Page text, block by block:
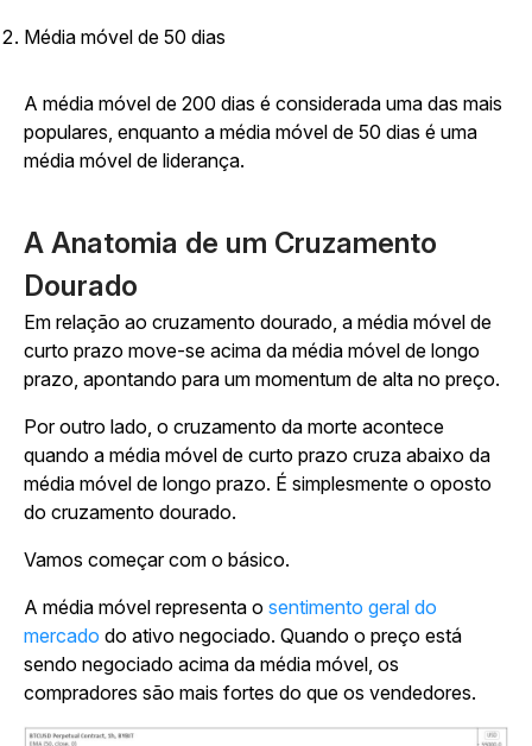
Média móvel de 50 dias
A média móvel de 200 dias é considerada uma das mais
populares, enquanto a média móvel de 50 dias é uma
média móvel de liderança.
A Anatomia de um Cruzamento
Dourado
Em relação ao cruzamento dourado, a média móvel de
curto prazo move-se acima da média móvel de longo
prazo, apontando para um momentum de alta no preço.
Por outro lado, o cruzamento da morte acontece
quando a média móvel de curto prazo cruza abaixo da
média móvel de longo prazo. É simplesmente o oposto
do cruzamento dourado.
Vamos começar com o básico.
A média móvel representa o sentimento geral do
mercado do ativo negociado. Quando o preço está
sendo negociado acima da média móvel, os
compradores são mais fortes do que os vendedores.